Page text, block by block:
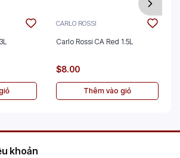
CARLO ROSSI
Carlo Rossi CA Red 1.5L
$8.00
Thêm vào giỏ
khoản